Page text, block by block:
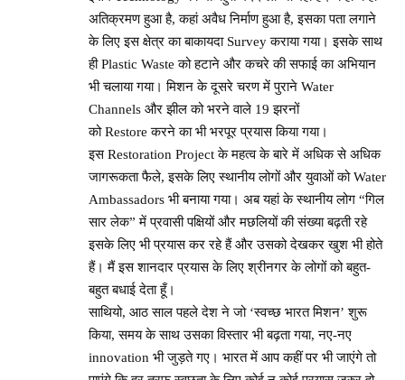
अतिक्रमण हुआ है, कहां अवैध निर्माण हुआ है, इसका पता लगाने
के लिए इस क्षेत्र का बाकायदा Survey कराया गया। इसके साथ
ही Plastic Waste को हटाने और कचरे की सफाई का अभियान
भी चलाया गया। मिशन के दूसरे चरण में पुराने Water
Channels और झील को भरने वाले 19 झरनों
को Restore करने का भी भरपूर प्रयास किया गया।
इस Restoration Project के महत्व के बारे में अधिक से अधिक
जागरूकता फैले, इसके लिए स्थानीय लोगों और युवाओं को Water
Ambassadors भी बनाया गया। अब यहां के स्थानीय लोग “गिल
सार लेक” में प्रवासी पक्षियों और मछलियों की संख्या बढ़ती रहे
इसके लिए भी प्रयास कर रहे हैं और उसको देखकर खुश भी होते
हैं। मैं इस शानदार प्रयास के लिए श्रीनगर के लोगों को बहुत-
बहुत बधाई देता हूँ।
साथियो, आठ साल पहले देश ने जो ‘स्वच्छ भारत मिशन’ शुरू
किया, समय के साथ उसका विस्तार भी बढ़ता गया, नए-नए
innovation भी जुड़ते गए। भारत में आप कहीं पर भी जाएंगे तो